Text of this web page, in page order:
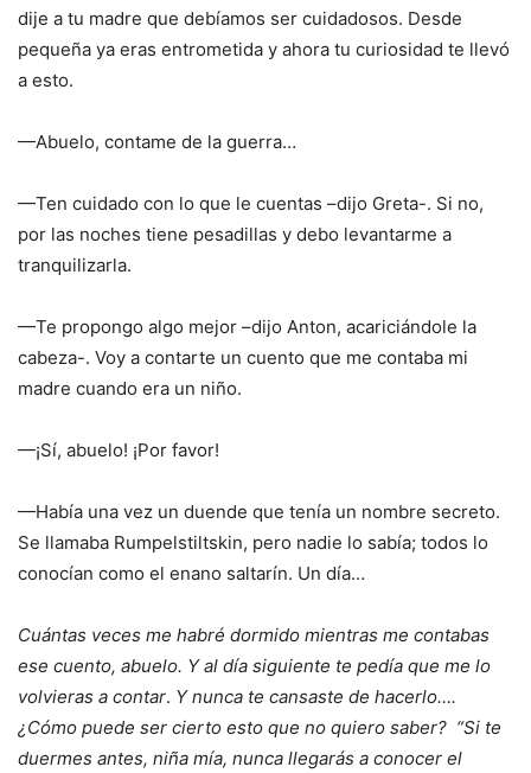
dije a tu madre que debíamos ser cuidadosos. Desde
pequeña ya eras entrometida y ahora tu curiosidad te llevó
a esto.
—Abuelo, contame de la guerra…
—Ten cuidado con lo que le cuentas –dijo Greta-. Si no,
por las noches tiene pesadillas y debo levantarme a
tranquilizarla.
—Te propongo algo mejor –dijo Anton, acariciándole la
cabeza-. Voy a contarte un cuento que me contaba mi
madre cuando era un niño.
—¡Sí, abuelo! ¡Por favor!
—Había una vez un duende que tenía un nombre secreto.
Se llamaba Rumpelstiltskin, pero nadie lo sabía; todos lo
conocían como el enano saltarín. Un día…
Cuántas veces me habré dormido mientras me contabas
ese cuento, abuelo. Y al día siguiente te pedía que me lo
volvieras a contar. Y nunca te cansaste de hacerlo….
¿Cómo puede ser cierto esto que no quiero saber? “Si te
duermes antes, niña mía, nunca llegarás a conocer el